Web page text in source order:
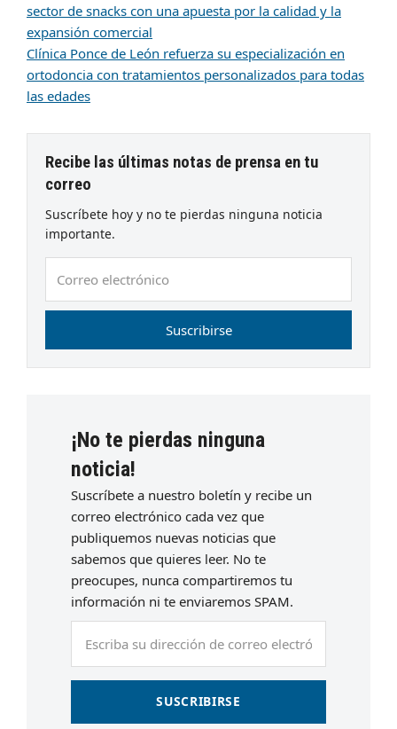
sector de snacks con una apuesta por la calidad y la
expansión comercial
Clínica Ponce de León refuerza su especialización en
ortodoncia con tratamientos personalizados para todas
las edades
Recibe las últimas notas de prensa en tu
correo
Suscríbete hoy y no te pierdas ninguna noticia
importante.
electrónico
Suscribirse
¡No te pierdas ninguna
noticia!
Suscríbete a nuestro boletín y recibe un
correo electrónico cada vez que
publiquemos nuevas noticias que
sabemos que quieres leer. No te
preocupes, nunca compartiremos tu
información ni te enviaremos SPAM.
SUSCRIBIRSE